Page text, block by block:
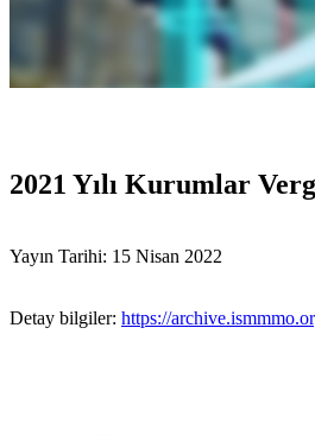
2021 Yılı Kurumlar
Yayın Tarihi: 15 Nisan 2022
Detay bilgiler: https://